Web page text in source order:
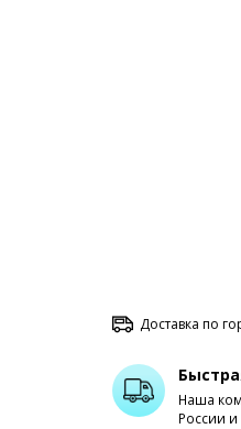
Доставка по
Наша
России